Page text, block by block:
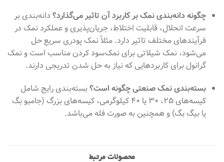
چگونه دانه‌بندی نمک بر کاربرد آن تاثیر می‌گذارد؟دانه‌بندی بر
سرعت انحلال، قابلیت اختلاط، جریان‌پذیری و عملکرد نمک در
فرآیندهای مختلف تاثیر دارد. مثلاً نمک پودری سریع حل
می‌شود، نمک شیلاتی برای نمک‌سود کردن مناسب است و نمک
گرانول برای کاربردهایی که نیاز به حل شدن تدریجی دارند.
بسته‌بندی نمک صنعتی چگونه است؟بسته‌بندی رایج شامل
کیسه‌های ۲۵، ۳۰ یا ۴۰ کیلوگرمی، کیسه‌های بزرگ (جامبو بگ
یا بیگ بگ) و همچنین به صورت فله می‌باشد.
محصولات مرتبط